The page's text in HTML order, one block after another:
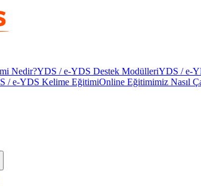
Nedir?YDS / e-YDS Destek ModülleriYDS / e-
/ e-YDS Kelime EğitimiOnline Eğitimimiz Nasıl